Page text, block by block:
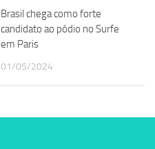
Brasil chega como forte
candidato ao pódio no Surfe
em Paris
01/05/2024